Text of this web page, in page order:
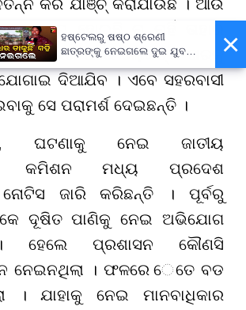
କରି ଯାଞ୍ଚ୍ କରାଯାଉଛି । ଆଉ
ଫାଟ ହୋଇଛି ନା ନାହିଁ ତାହାର
। ତଦାରଖ ପରେ ଲୋକଙ୍କ ଘରକୁ
ଦିଆଯିବ । ଏବେ ସହରବାସୀ
ସେ ପରାମର୍ଶ ଦେଇଛନ୍ତି ।
ଘଟଣାକୁ ନେଇ ଜାତୀୟ
କମିଶନ ମଧ୍ୟ ପ୍ରଦେଶ
ଜାରି କରିଛନ୍ତି । ପୂର୍ବରୁ
ଦୂଷିତ ପାଣିକୁ ନେଇ ଅଭିଯୋଗ
ହେଲେ ପ୍ରଶାସନ କୌଣସି
ନେଇନଥିଲା । ଫଳରେ େତେ ବଡ
। ଯାହାକୁ ନେଇ ମାନବାଧିକାର
×
ହଷ୍ଟେଲରୁ ଷଷ୍ଠ ଶ୍ରେଣୀ
ଛାତ୍ରଙ୍କୁ ନେଇଗଲେ ଦୁଇ ଯୁବକ,
ନିବେଦନ